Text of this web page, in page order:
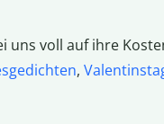
voll auf ihre
,